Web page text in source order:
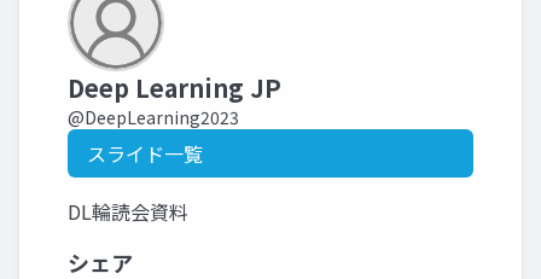
Deep Learning JP
@DeepLearning2023
スライド一覧
DL輪読会資料
シェア